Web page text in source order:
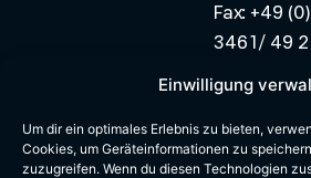
Einwilligung
Um dir ein optimales Erlebnis zu bieten,
Cookies, um Geräteinformationen zu
zuzugreifen. Wenn du diesen Technologien
Fax: +49 (0)
3461/ 49
Mail: